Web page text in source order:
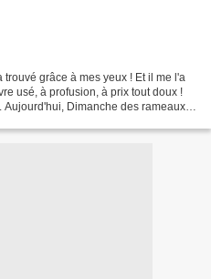
grâce à mes yeux ! Et il me l'a
usé, à profusion, à prix tout doux !
Dimanche des rameaux,